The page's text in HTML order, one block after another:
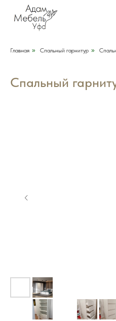
Главная » Спальный гарнитур »
Спальный